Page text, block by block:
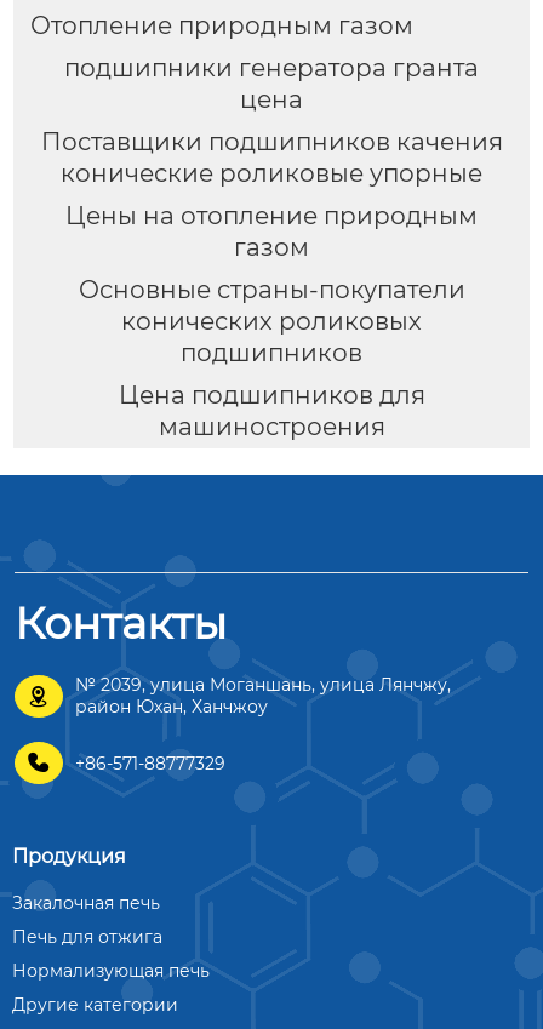
Отопление природным газом
подшипники генератора гранта
цена
Поставщики подшипников качения
конические роликовые упорные
Цены на отопление природным
газом
Основные страны-покупатели
конических роликовых
подшипников
Цена подшипников для
машиностроения
Контакты

№ 2039, улица Моганшань, улица Лянчжу,
район Юхан, Ханчжоу
 +86-571-88777329
Продукция
Закалочная печь
Печь для отжига
Нормализующая печь
Другие категории